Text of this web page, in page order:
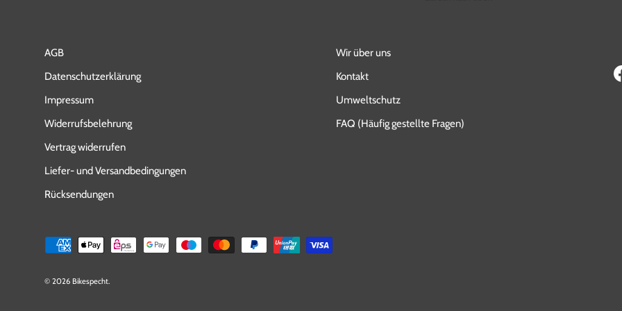
AGB
Datenschutzerklärung
Impressum
Widerrufsbelehrung
Vertrag widerrufen
Liefer- und Versandbedingungen
Rücksendungen
Wir über uns
Kontakt
Umweltschutz
FAQ (Häufig gestellte Fragen)
Zahlungsmethoden
© 2026 Bikespecht.